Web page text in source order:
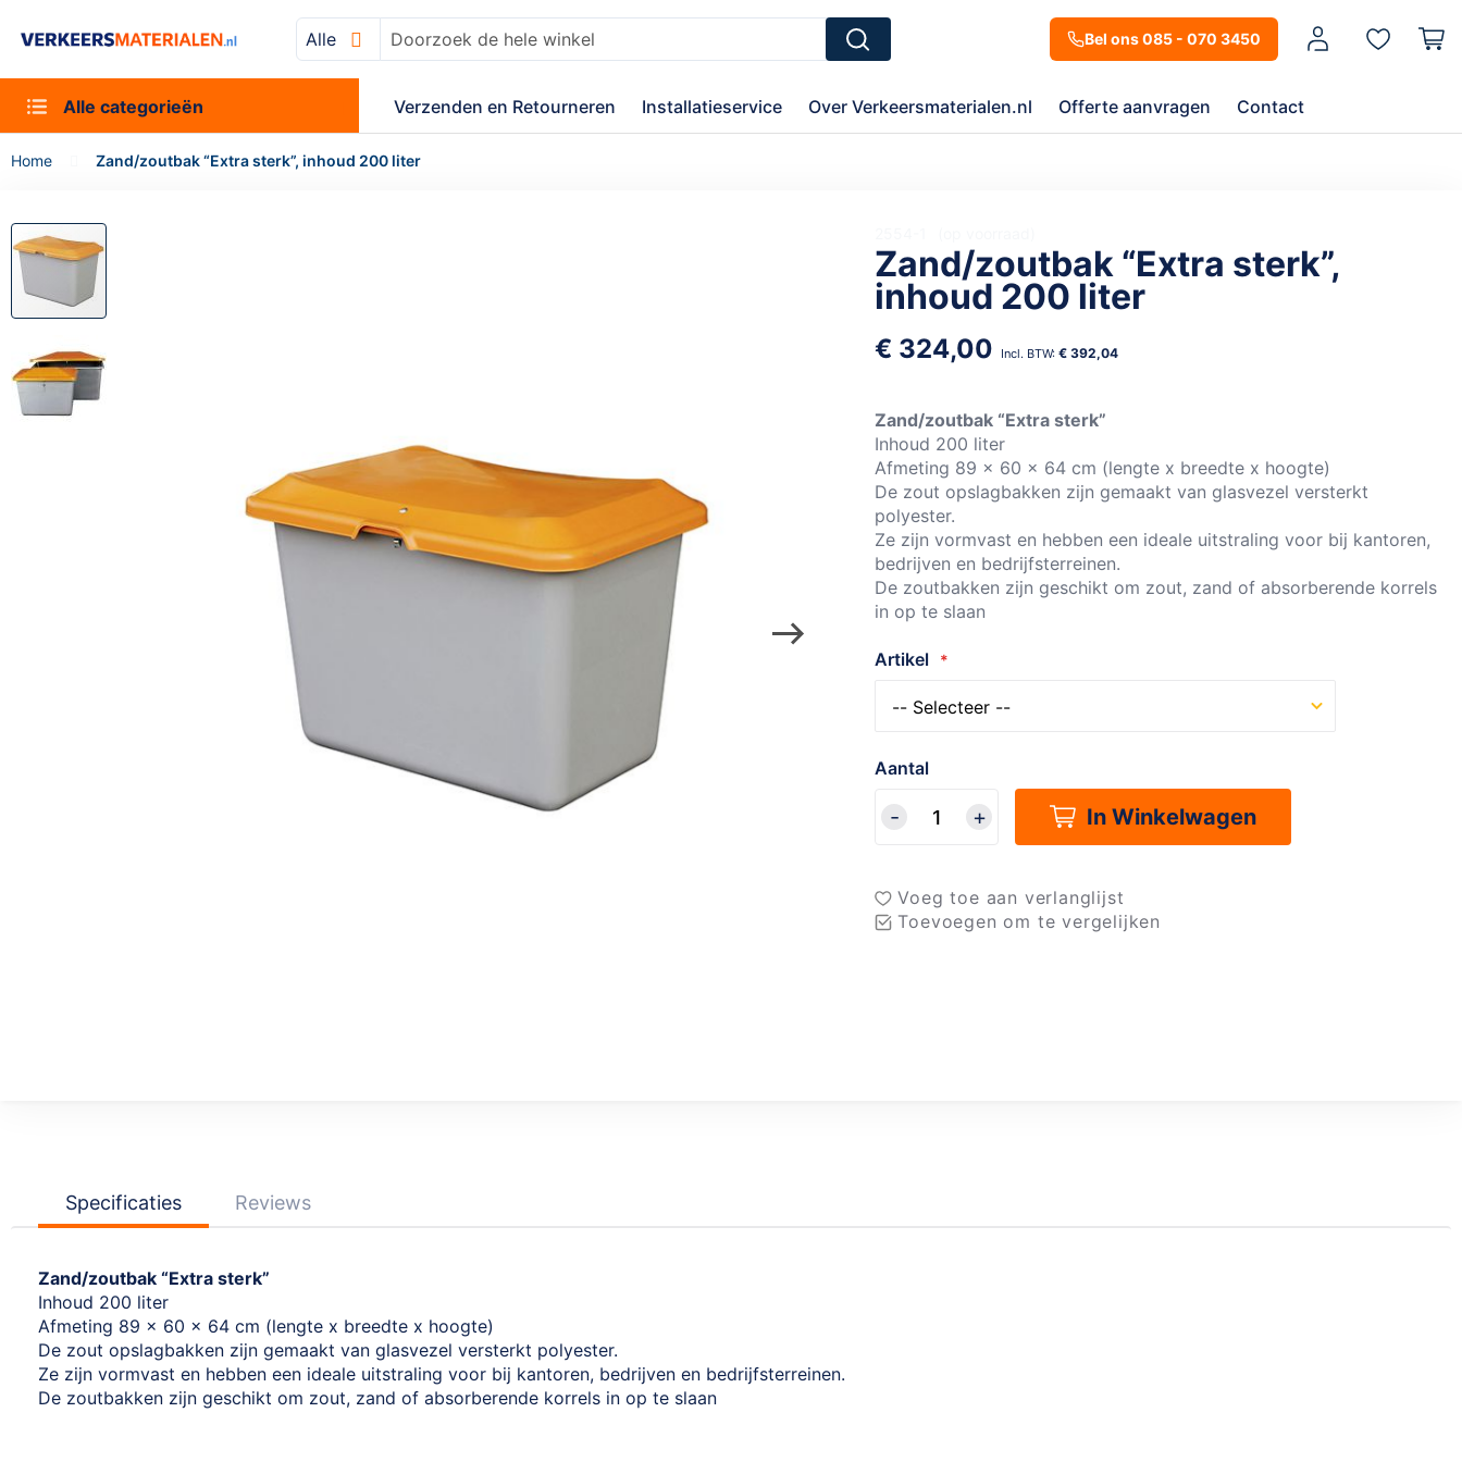
Bel ons 085 - 070 3450 Mijn account
Alle Zoek
Alle categorieën Verzenden en Retourneren Installatieservice Over Verkeersmaterialen.nl Offerte aanvragen Contact
Home Zand/zoutbak “Extra sterk”, inhoud 200 liter
Zand/zoutbak “Extra sterk”,
inhoud 200 liter
€ 324,00 € 392,04
Zand/zoutbak “Extra sterk”
Inhoud 200 liter
Afmeting 89 x 60 x 64 cm (lengte x breedte x hoogte)
De zout opslagbakken zijn gemaakt van glasvezel versterkt
polyester.
Ze zijn vormvast en hebben een ideale uitstraling voor bij kantoren,
bedrijven en bedrijfsterreinen.
De zoutbakken zijn geschikt om zout, zand of absorberende korrels
in op te slaan
Artikel
Aantal
In Winkelwagen
Voeg toe aan verlanglijst
Toevoegen om te vergelijken
Ga
naar
het
einde
afbeeldingen-
gallerij
afbeeldingen-
gallerij
Specificaties Reviews
Zand/zoutbak “Extra sterk”
Inhoud 200 liter
Afmeting 89 x 60 x 64 cm (lengte x breedte x hoogte)
De zout opslagbakken zijn gemaakt van glasvezel versterkt polyester.
Ze zijn vormvast en hebben een ideale uitstraling voor bij kantoren, bedrijven en bedrijfsterreinen.
De zoutbakken zijn geschikt om zout, zand of absorberende korrels in op te slaan